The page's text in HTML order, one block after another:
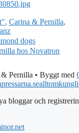
, Carina & Pernilla,
dogs
hos Novatron
Pernilla • Byggt med
bloggar och